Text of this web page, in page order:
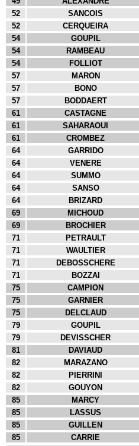
52
SANCOIS
52
CERQUEIRA
54
GOUPIL
54
RAMBEAU
54
FOLLIOT
57
MARON
57
BONO
57
BODDAERT
61
CASTAGNE
61
SAHARAOUI
61
CROMBEZ
64
GARRIDO
64
VENERE
64
SUMMO
64
SANSO
64
BRIZARD
69
MICHOUD
69
BROCHIER
71
PETRAULT
71
WAULTIER
71
DEBOSSCHERE
71
BOZZAI
75
CAMPION
75
GARNIER
75
DELCLAUD
79
GOUPIL
79
DEVISSCHER
81
DAVIAUD
82
MARAZANO
82
PIERRINI
82
GOUYON
85
MARCY
85
LASSUS
85
GUILLEN
85
CARRIE